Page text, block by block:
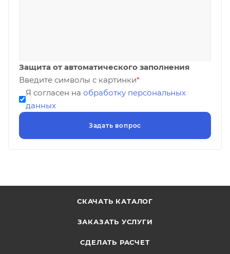
Защита от автоматического заполнения
Введите символы с картинки*
Я согласен на обработку персональных
данных
СКАЧАТЬ КАТАЛОГ
ЗАКАЗАТЬ УСЛУГИ
СДЕЛАТЬ РАСЧЕТ